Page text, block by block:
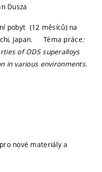
Dusza
pobyt (12 měsíců) na
Japan. Téma práce:
of ODS superalloys
in various environments.
nové materiály a